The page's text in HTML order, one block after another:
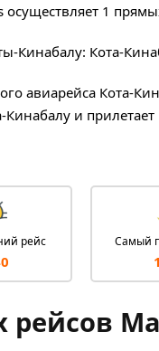
1
Кинабалу: Кота-
авиарейса Кота-
и
рейс Самый
рейсов